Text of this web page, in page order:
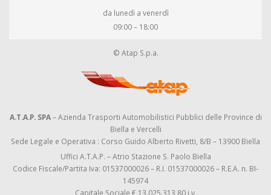
da lunedì a venerdì
09:00 – 18:00
© Atap S.p.a.
A.T.A.P. SPA– Azienda Trasporti Automobilistici Pubblici delle Province di
Biella e Vercelli
Sede Legale e Operativa : Corso Guido Alberto Rivetti, 8/B – 13900 Biella
Uffici A.T.A.P. – Atrio Stazione S. Paolo Biella
Codice Fiscale/Partita Iva: 01537000026 – R.I. 01537000026 – R.E.A. n. BI-
145974
Capitale Sociale € 13.025.313,80 i.v.